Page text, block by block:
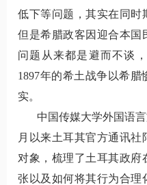
低下等问题，其实在同时
但是希腊政客因迎合本国
问题从来都是避而不谈
1897年的希土战争以希
实。
中国传媒大学外国语
月以来土耳其官方通讯
对象，梳理了土耳其政府
张以及如何将其行为合理